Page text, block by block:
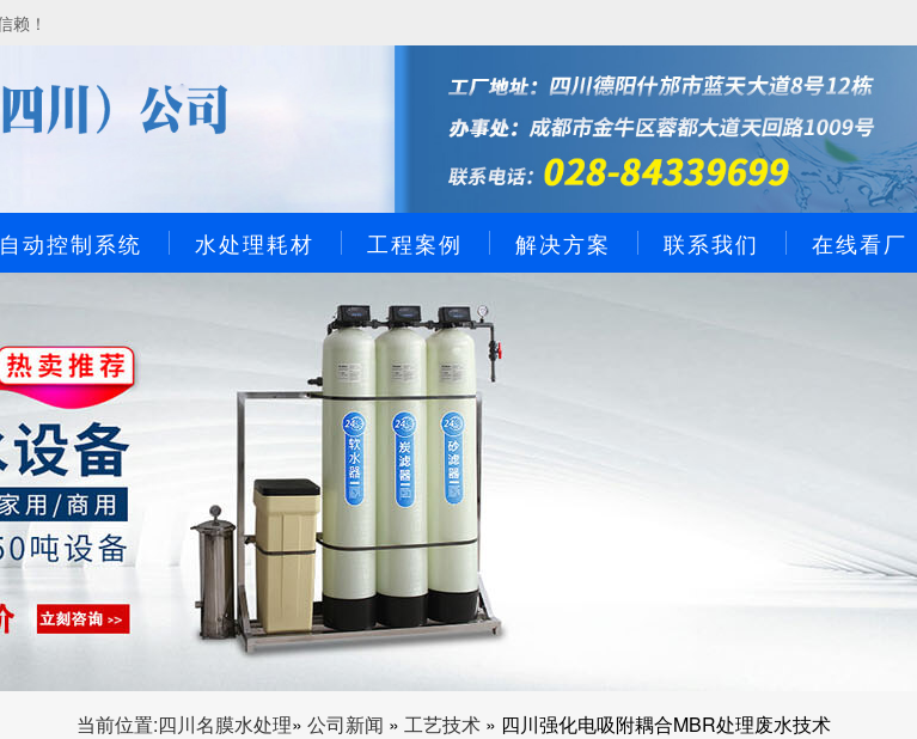
赖！
动控制系统 水处理耗材 工程案例 解决方案 联系我们 在线看厂
当前位置:四川名膜水处理» 公司新闻 » 工艺技术 » 四川强化电吸附耦合MBR处理废水技术